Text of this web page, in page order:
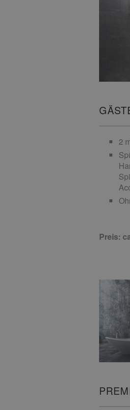
2
Preis: